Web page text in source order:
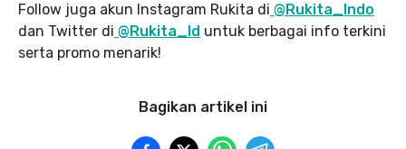
Follow juga akun Instagram Rukita di @Rukita_Indo
dan Twitter di @Rukita_Id untuk berbagai info terkini
serta promo menarik!
Bagikan artikel ini